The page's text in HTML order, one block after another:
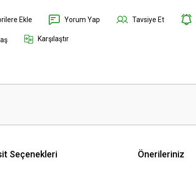
Yorum Yap Tavsiye Et
Karşılaştır
Seçenekleri Önerileriniz